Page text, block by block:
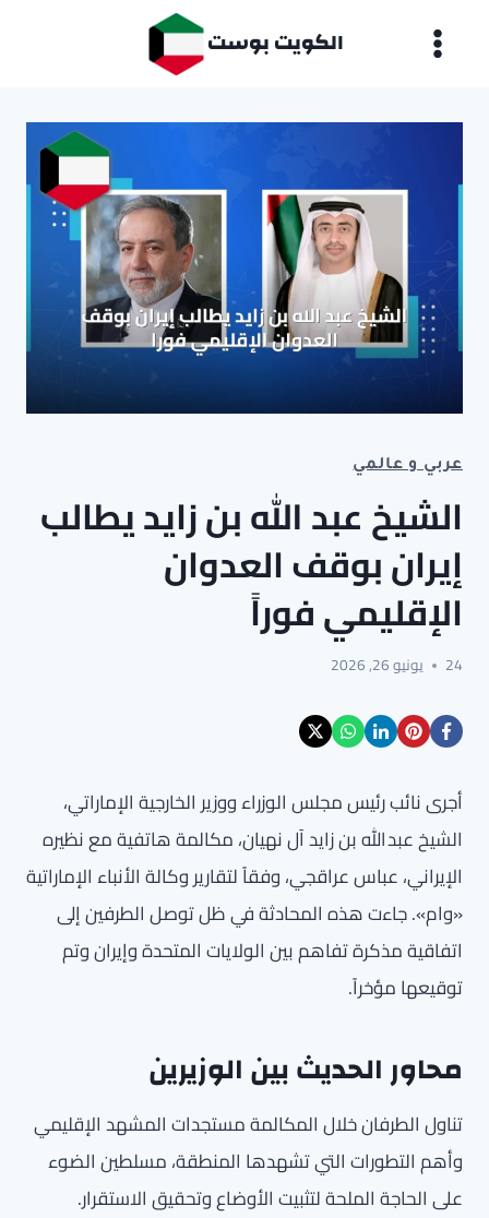
الكويت بوست
عربي و عالمي
الشيخ عبد الله بن زايد يطالب
إيران بوقف العدوان
الإقليمي فوراً
24 يونيو 26, 2026
أجرى نائب رئيس مجلس الوزراء ووزير الخارجية الإماراتي،
الشيخ عبد الله بن زايد آل نهيان، مكالمة هاتفية مع نظيره
الإيراني، عباس عراقجي، وفقاً لتقارير وكالة الأنباء الإماراتية
«وام». جاءت هذه المحادثة في ظل توصل الطرفين إلى
اتفاقية مذكرة تفاهم بين الولايات المتحدة وإيران وتم
توقيعها مؤخراً.
محاور الحديث بين الوزيرين
تناول الطرفان خلال المكالمة مستجدات المشهد الإقليمي
وأهم التطورات التي تشهدها المنطقة، مسلطين الضوء
على الحاجة الملحة لتثبيت الأوضاع وتحقيق الاستقرار.